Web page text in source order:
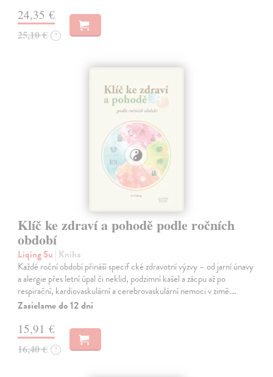
24,35 €
25,10 € ?
Klíč ke zdraví a pohodě podle ročních
období
Liqing Su | Kniha
Každé roční období přináší specif cké zdravotní výzvy – od jarní únavy
a alergie přes letní úpal či neklid, podzimní kašel a zácpu až po
respirační, kardiovaskulární a cerebrovaskulární nemoci v zimě.…
Zasielame do 12 dní
15,91 €
16,40 € ?